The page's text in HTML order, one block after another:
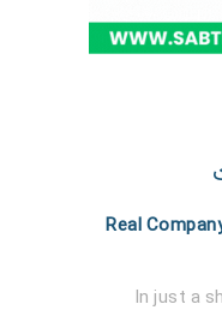
Real
In just a